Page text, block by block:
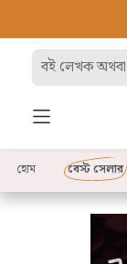
হোম বেস্ট সেলার